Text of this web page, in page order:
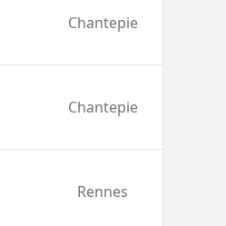
Chantepie
Chantepie
Rennes